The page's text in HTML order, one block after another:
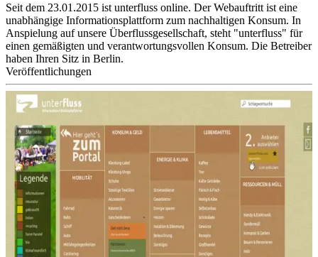
Seit dem 23.01.2015 ist unterfluss online. Der Webauftritt ist eine
unabhängige Informationsplattform zum nachhaltigen Konsum. In
Anspielung auf unsere Überflussgesellschaft, steht "unterfluss" für
einen gemäßigten und verantwortungsvollen Konsum. Die Betreiber
haben Ihren Sitz in Berlin.
Veröffentlichungen